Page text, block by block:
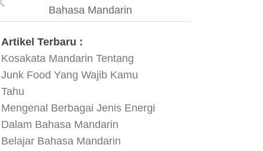
Bahasa Mandarin
Artikel Terbaru :
Kosakata Mandarin Tentang
Junk Food Yang Wajib Kamu
Tahu
Mengenal Berbagai Jenis Energi
Dalam Bahasa Mandarin
Belajar Bahasa Mandarin